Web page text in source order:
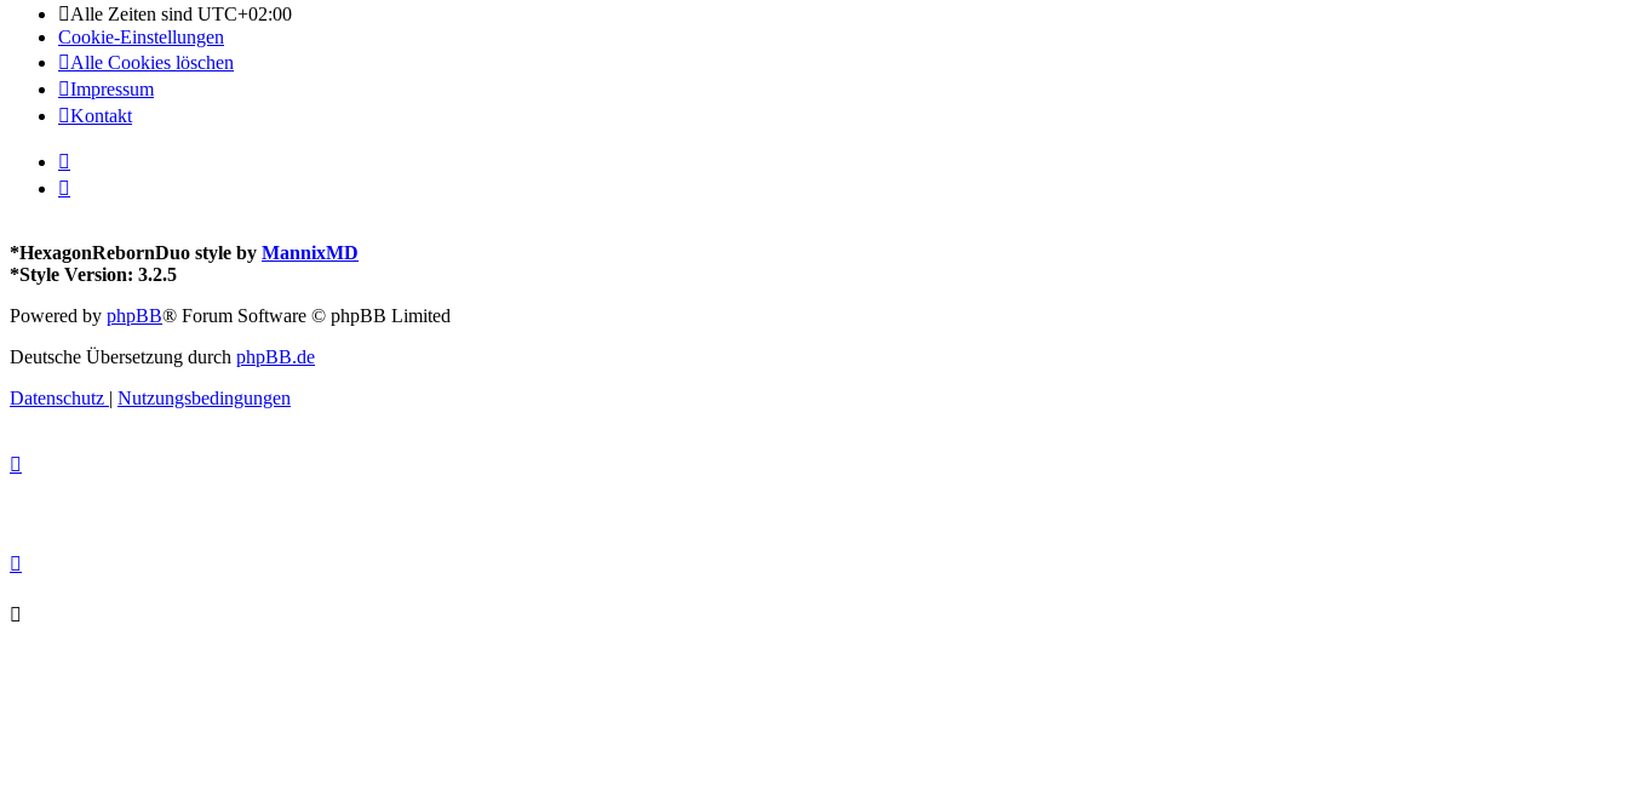
Alle Zeiten sind UTC+02:00
Cookie-Einstellungen
Alle Cookies löschen
Impressum
Kontakt
*HexagonRebornDuo style by MannixMD
*Style Version: 3.2.5
Powered by phpBB® Forum Software © phpBB Limited
Deutsche Übersetzung durch phpBB.de
Datenschutz
Nutzungsbedingungen